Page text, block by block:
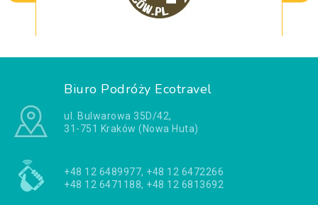
Biuro Podróży Ecotravel
ul. Bulwarowa 35D/42,
31-751 Kraków (Nowa Huta)
+48 12 6489977, +48 12 6472266
+48 12 6471188, +48 12 6813692